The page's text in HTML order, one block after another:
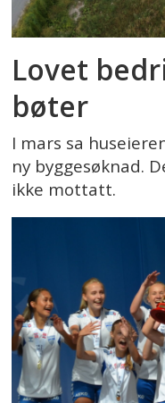
Lovet
bøter
I mars sa
ny byggesøknad.
ikke mottatt.